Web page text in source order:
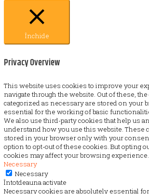
Închide
Privacy Overview
This website uses cookies to improve your
navigate through the website. Out of these,
categorized as necessary are stored on your
essential for the working of basic
We also use third-party cookies that help us
understand how you use this website. These
stored in your browser only with your
option to opt-out of these cookies. But opting
cookies may affect your browsing experience.
Necessary
Necessary
Întotdeauna activate
Necessary cookies are absolutely essential